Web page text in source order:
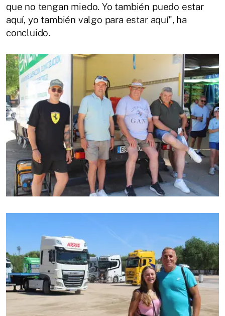
que no tengan miedo. Yo también puedo estar
aquí, yo también valgo para estar aquí", ha
concluido.